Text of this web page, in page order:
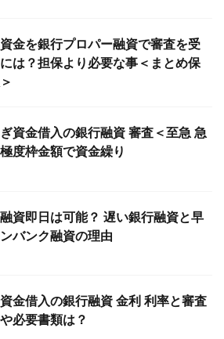
金を銀行プロパー融資で審査を受
は？担保より必要な事＜まとめ保
資金借入の銀行融資 審査＜至急 急
度枠金額で資金繰り
資即日は可能？ 遅い銀行融資と早
バンク融資の理由
金借入の銀行融資 金利 利率と審査
必要書類は？